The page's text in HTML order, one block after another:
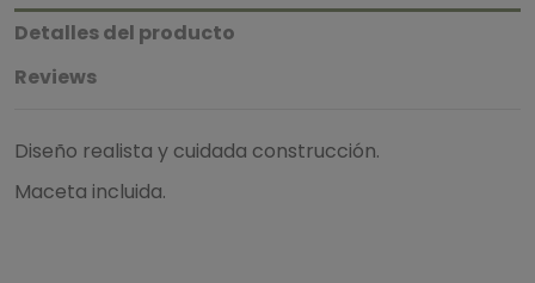
Detalles del producto
Reviews
Diseño realista y cuidada construcción.
Maceta incluida.